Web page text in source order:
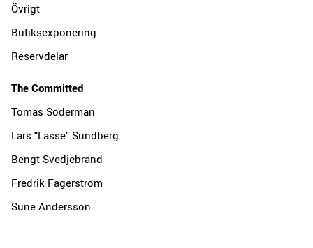
Övrigt
Butiksexponering
Reservdelar
The Committed
Tomas Söderman
Lars "Lasse" Sundberg
Bengt Svedjebrand
Fredrik Fagerström
Sune Andersson